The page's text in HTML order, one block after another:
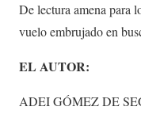
De lectura amena para
vuelo embrujado en
EL AUTOR:
ADEI GÓMEZ DE